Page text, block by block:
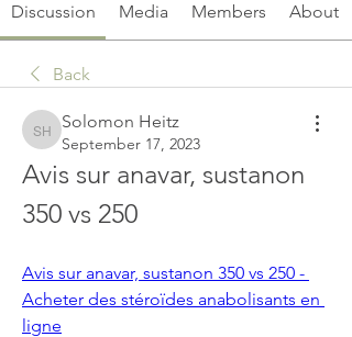
Discussion Media Members About
Back
Solomon Heitz
Solomon Heitz
September 17, 2023
Avis sur anavar, sustanon
350 vs 250
Avis sur anavar, sustanon 350 vs 250 -
Acheter des stéroïdes anabolisants en
ligne